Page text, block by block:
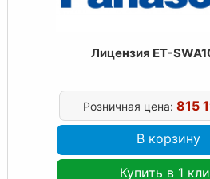
Лицензия ET-
Розничная цена: 815
В корзину
Купить в 1